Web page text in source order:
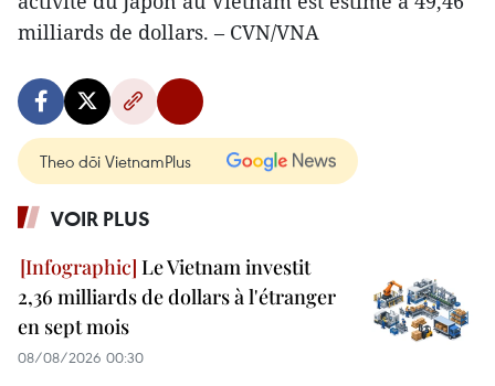
milliards de dollars. – CVN/VNA
Theo dõi VietnamPlus
VOIR PLUS
Le Vietnam investit
2,36 milliards de dollars à l'étranger
en sept mois
08/08/2026 00:30